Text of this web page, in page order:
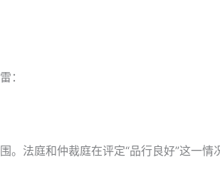
：
。法庭和仲裁庭在评定“品行良好”这一